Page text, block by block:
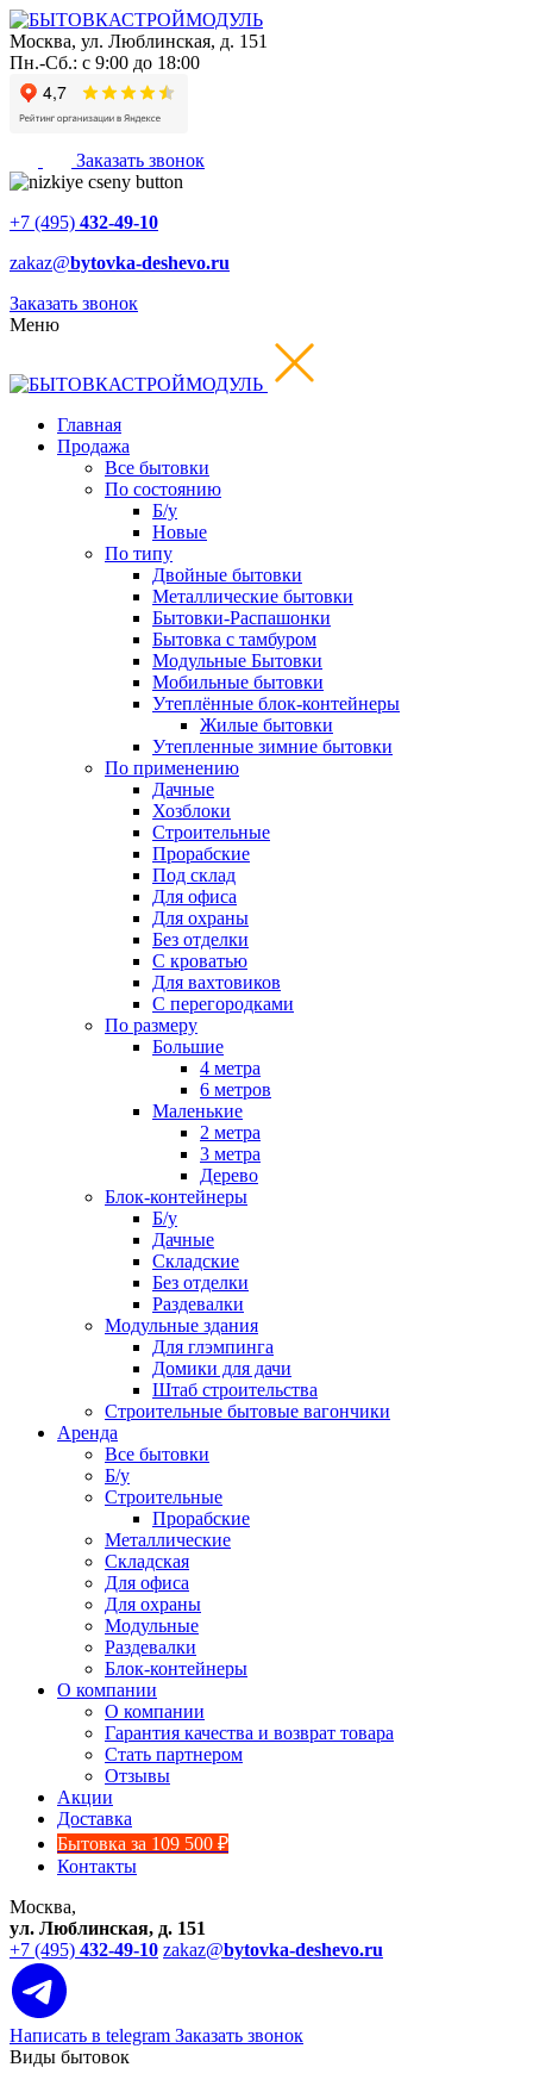
Москва, ул. Люблинская, д. 151
Пн.-Сб.: с 9:00 до 18:00
Заказать звонок
+7 (495) 432-49-10
zakaz@bytovka-deshevo.ru
Заказать звонок
Меню
Главная
Продажа
Все бытовки
По состоянию
Б/у
Новые
По типу
Двойные бытовки
Металлические бытовки
Бытовки-Распашонки
Бытовка с тамбуром
Модульные Бытовки
Мобильные бытовки
Утеплённые блок-контейнеры
Жилые бытовки
Утепленные зимние бытовки
По применению
Дачные
Хозблоки
Строительные
Прорабские
Под склад
Для офиса
Для охраны
Без отделки
С кроватью
Для вахтовиков
С перегородками
По размеру
Большие
4 метра
6 метров
Маленькие
2 метра
3 метра
Дерево
Блок-контейнеры
Б/у
Дачные
Складские
Без отделки
Раздевалки
Модульные здания
Для глэмпинга
Домики для дачи
Штаб строительства
Строительные бытовые вагончики
Аренда
Все бытовки
Б/у
Строительные
Прорабские
Металлические
Складская
Для офиса
Для охраны
Модульные
Раздевалки
Блок-контейнеры
О компании
О компании
Гарантия качества и возврат товара
Стать партнером
Отзывы
Акции
Доставка
Бытовка за 109 500 ₽
Контакты
Москва,
ул. Люблинская, д. 151
+7 (495) 432-49-10 zakaz@bytovka-deshevo.ru
Написать в telegram Заказать звонок
Виды бытовок